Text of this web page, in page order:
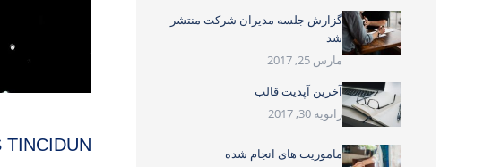
گزارش جلسه مدیران شرکت منتشر
شد
مارس 25, 2017
آخرین آپدیت قالب
ژانویه 30, 2017
ماموریت های انجام شده